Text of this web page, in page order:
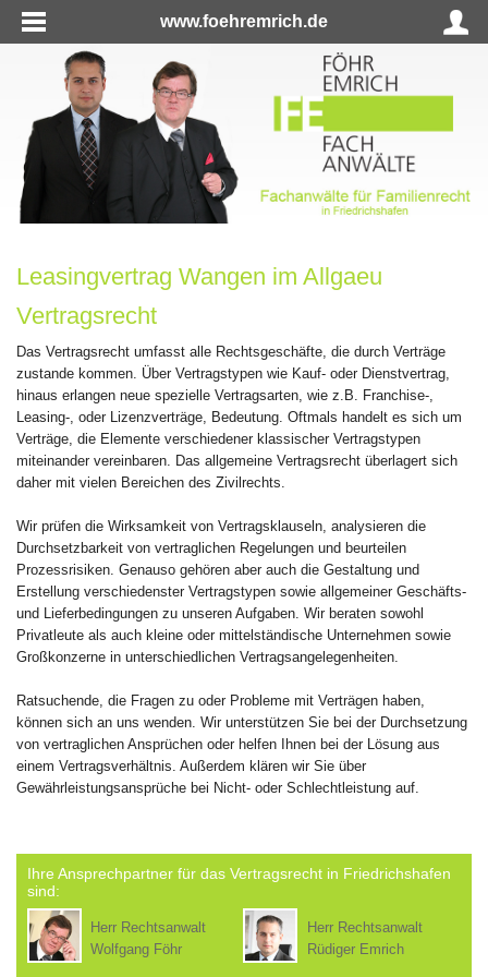
www.foehremrich.de
Leasingvertrag Wangen im Allgaeu
Vertragsrecht
Das Vertragsrecht umfasst alle Rechtsgeschäfte, die durch Verträge
zustande kommen. Über Vertragstypen wie Kauf- oder Dienstvertrag,
hinaus erlangen neue spezielle Vertragsarten, wie z.B. Franchise-,
Leasing-, oder Lizenzverträge, Bedeutung. Oftmals handelt es sich um
Verträge, die Elemente verschiedener klassischer Vertragstypen
miteinander vereinbaren. Das allgemeine Vertragsrecht überlagert sich
daher mit vielen Bereichen des Zivilrechts.
Wir prüfen die Wirksamkeit von Vertragsklauseln, analysieren die
Durchsetzbarkeit von vertraglichen Regelungen und beurteilen
Prozessrisiken. Genauso gehören aber auch die Gestaltung und
Erstellung verschiedenster Vertragstypen sowie allgemeiner Geschäfts-
und Lieferbedingungen zu unseren Aufgaben. Wir beraten sowohl
Privatleute als auch kleine oder mittelständische Unternehmen sowie
Großkonzerne in unterschiedlichen Vertragsangelegenheiten.
Ratsuchende, die Fragen zu oder Probleme mit Verträgen haben,
können sich an uns wenden. Wir unterstützen Sie bei der Durchsetzung
von vertraglichen Ansprüchen oder helfen Ihnen bei der Lösung aus
einem Vertragsverhältnis. Außerdem klären wir Sie über
Gewährleistungsansprüche bei Nicht- oder Schlechtleistung auf.
Ihre Ansprechpartner für das Vertragsrecht in Friedrichshafen
sind:
Herr Rechtsanwalt
Wolfgang Föhr
Herr Rechtsanwalt
Rüdiger Emrich